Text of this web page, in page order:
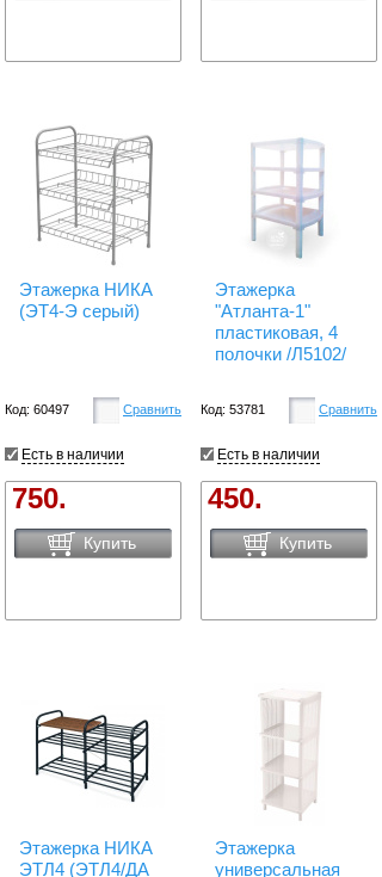
Этажерка НИКА
(ЭТ4-Э серый)
Код: 60497 Сравнить
Есть в наличии
750.
Купить
Этажерка
"Атланта-1"
пластиковая, 4
полочки /Л5102/
Код: 53781 Сравнить
Есть в наличии
450.
Купить
Этажерка НИКА
ЭТЛ4 (ЭТЛ4/ДА
Этажерка
универсальная